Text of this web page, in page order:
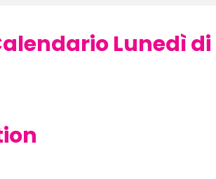
Lunedì